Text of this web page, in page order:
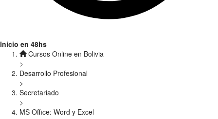
Inicio en 48hs
Cursos Online en Bolivia
>
Desarrollo Profesional
>
Secretariado
>
MS Office: Word y Excel